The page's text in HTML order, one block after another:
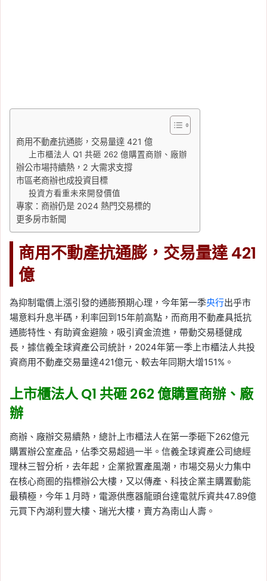
商用不動產抗通膨，交易量達 421 億
上市櫃法人 Q1 共砸 262 億購置商辦、廠辦
辦公市場持續熱，2 大需求支撐
市區老商辦也成投資目標
投資方看重未來開發價值
專家：商辦仍是 2024 熱門交易標的
更多房市新聞
商用不動產抗通膨，交易量達 421
億
為抑制電價上漲引發的通膨預期心理，今年第一季央行出乎市
場意料升息半碼，利率回到15年前高點，而商用不動產具抵抗
通膨特性、有助資金避險，吸引資金流進，帶動交易穩健成
長，據信義全球資產公司統計，2024年第一季上市櫃法人共投
資商用不動產交易量達421億元、較去年同期大增151%。
上市櫃法人 Q1 共砸 262 億購置商辦、廠
辦
商辦、廠辦交易續熱，總計上市櫃法人在第一季砸下262億元
購置辦公室產品，佔季交易超過一半。信義全球資產公司總經
理林三智分析，去年起，企業掀置產風潮，市場交易火力集中
在核心商圈的指標辦公大樓，又以傳產、科技企業主購置動能
最積極，今年１月時，電源供應器龍頭台達電就斥資共47.89億
元買下內湖利豐大樓、瑞光大樓，賣方為南山人壽。